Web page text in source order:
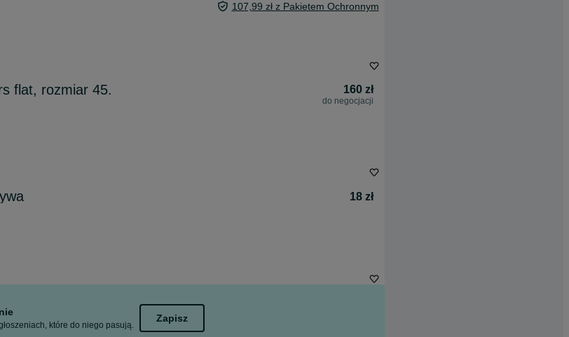
107,99 zł z Pakietem Ochronnym
flat, rozmiar 45. 160 zł
do negocjacji
18 zł
które do niego pasują.
Zapisz